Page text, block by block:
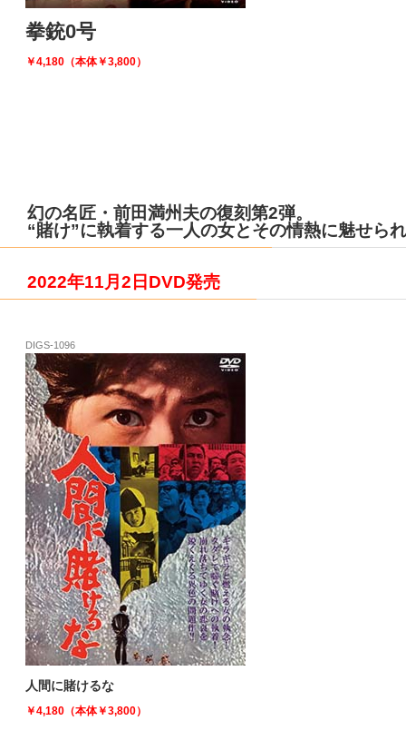
拳銃0号
￥4,180（本体￥3,800）
幻の名匠・前田満州夫の復刻第2弾。
“賭け”に執着する一人の女とその情熱に魅せら
2022年11月2日DVD発売
DIGS-1096
人間に賭けるな
￥4,180（本体￥3,800）